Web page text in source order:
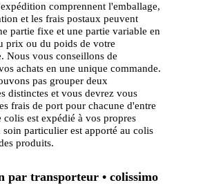
comprennent l'emballage,
et les frais postaux peuvent
partie fixe et une partie variable en
prix ou du poids de votre
Nous vous conseillons de
achats en une unique commande.
pas grouper deux
distinctes et vous devrez vous
frais de port pour chacune d'entre
colis est expédié à vos propres
soin particulier est apporté au colis
produits.
par transporteur • colissimo